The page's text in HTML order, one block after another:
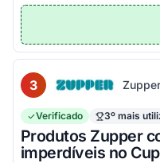
3 Zupper
Verificado 3º mais
Produtos Zupper
imperdíveis no